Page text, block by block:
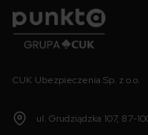
CUK Ubezpieczenia Sp. z o.o.
ul. Grudziądzka 107, 87-